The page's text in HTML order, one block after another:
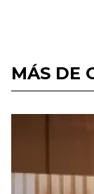
MÁS DE